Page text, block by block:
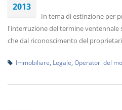
2013
In tema di estinzione per
l'interruzione del termine ventennale
che dal riconoscimento del
Immobiliare Legale Operatori del